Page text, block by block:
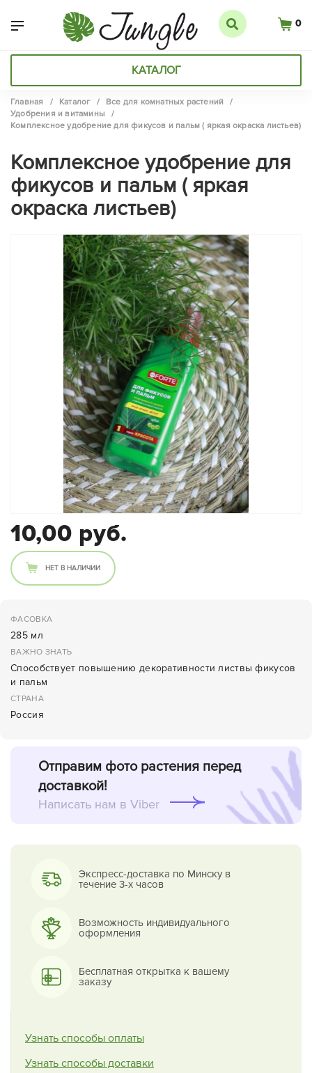
0
КАТАЛОГ
Главная / Каталог / Все для комнатных растений
/
Удобрения и витамины
/
Комплексное удобрение для фикусов и пальм ( яркая окраска листьев)
Комплексное удобрение для
фикусов и пальм ( яркая
окраска листьев)
10,00 руб.
НЕТ В НАЛИЧИИ
ФАСОВКА
285 мл
ВАЖНО ЗНАТЬ
Способствует повышению декоративности листвы фикусов
и пальм
СТРАНА
Россия
Отправим фото растения перед
доставкой!
Написать нам в Viber
Экспресс-доставка по Минску в
течение 3-х часов
Возможность индивидуального
оформления
Бесплатная открытка к вашему
заказу
Узнать способы оплаты
Узнать способы доставки